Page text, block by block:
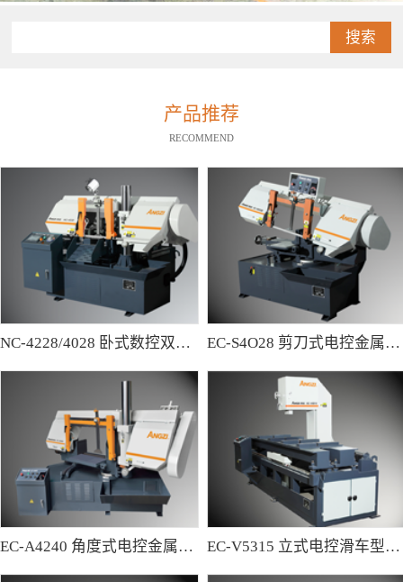
搜索
产品推荐
RECOMMEND
NC-4228/4028 卧式数控双柱型带锯床 EC-S4O28 剪刀式电控金属带锯床
EC-A4240 角度式电控金属带锯床 EC-V5315 立式电控滑车型金属带锯床